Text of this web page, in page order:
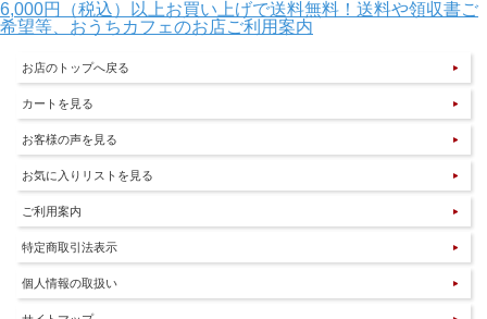
6,000円（税込）以上お買い上げで送料無料！送料や領収書ご
希望等、おうちカフェのお店ご利用案内
お店のトップへ戻る
カートを見る
お客様の声を見る
お気に入りリストを見る
ご利用案内
特定商取引法表示
個人情報の取扱い